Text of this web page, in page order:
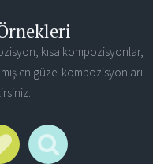
kısa kompozisyonlar,
en güzel kompozisyonları